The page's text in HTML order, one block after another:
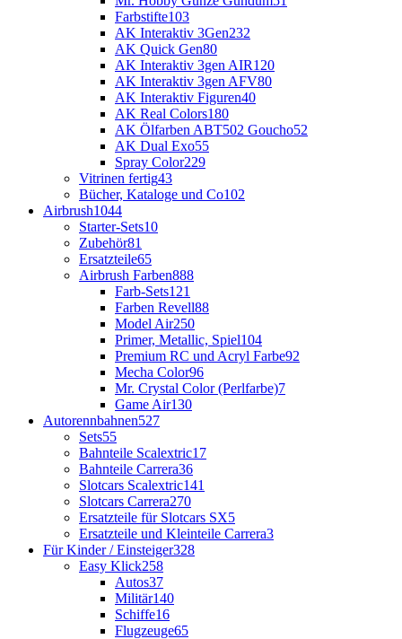
Farbstifte103
AK Interaktiv 3Gen232
AK Quick Gen80
AK Interaktiv 3gen AIR120
AK Interaktiv 3gen AFV80
AK Interaktiv Figuren40
AK Real Colors180
AK Ölfarben ABT502 Goucho52
AK Dual Exo55
Spray Color229
Vitrinen fertig43
Bücher, Kataloge und Co102
Airbrush1044
Starter-Sets10
Zubehör81
Ersatzteile65
Airbrush Farben888
Farb-Sets121
Farben Revell88
Model Air250
Primer, Metallic, Spiel104
Premium RC und Acryl Farbe92
Mecha Color96
Mr. Crystal Color (Perlfarbe)7
Game Air130
Autorennbahnen527
Sets55
Bahnteile Scalextric17
Bahnteile Carrera36
Slotcars Scalextric141
Slotcars Carrera270
Ersatzteile für Slotcars SX5
Ersatzteile und Kleinteile Carrera3
Für Kinder / Einsteiger328
Easy Klick258
Autos37
Militär140
Schiffe16
Flugzeuge65